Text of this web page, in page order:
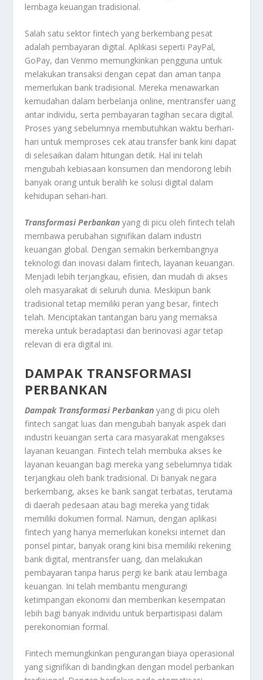
lembaga keuangan tradisional.
Salah satu sektor fintech yang berkembang pesat
adalah pembayaran digital. Aplikasi seperti PayPal,
GoPay, dan Venmo memungkinkan pengguna untuk
melakukan transaksi dengan cepat dan aman tanpa
memerlukan bank tradisional. Mereka menawarkan
kemudahan dalam berbelanja online, mentransfer uang
antar individu, serta pembayaran tagihan secara digital.
Proses yang sebelumnya membutuhkan waktu berhari-
hari untuk memproses cek atau transfer bank kini dapat
di selesaikan dalam hitungan detik. Hal ini telah
mengubah kebiasaan konsumen dan mendorong lebih
banyak orang untuk beralih ke solusi digital dalam
kehidupan sehari-hari.
Transformasi Perbankan yang di picu oleh fintech telah
membawa perubahan signifikan dalam industri
keuangan global. Dengan semakin berkembangnya
teknologi dan inovasi dalam fintech, layanan keuangan.
Menjadi lebih terjangkau, efisien, dan mudah di akses
oleh masyarakat di seluruh dunia. Meskipun bank
tradisional tetap memiliki peran yang besar, fintech
telah. Menciptakan tantangan baru yang memaksa
mereka untuk beradaptasi dan berinovasi agar tetap
relevan di era digital ini.
DAMPAK TRANSFORMASI
PERBANKAN
Dampak Transformasi Perbankan yang di picu oleh
fintech sangat luas dan mengubah banyak aspek dari
industri keuangan serta cara masyarakat mengakses
layanan keuangan. Fintech telah membuka akses ke
layanan keuangan bagi mereka yang sebelumnya tidak
terjangkau oleh bank tradisional. Di banyak negara
berkembang, akses ke bank sangat terbatas, terutama
di daerah pedesaan atau bagi mereka yang tidak
memiliki dokumen formal. Namun, dengan aplikasi
fintech yang hanya memerlukan koneksi internet dan
ponsel pintar, banyak orang kini bisa memiliki rekening
bank digital, mentransfer uang, dan melakukan
pembayaran tanpa harus pergi ke bank atau lembaga
keuangan. Ini telah membantu mengurangi
ketimpangan ekonomi dan memberikan kesempatan
lebih bagi banyak individu untuk berpartisipasi dalam
perekonomian formal.
Fintech memungkinkan pengurangan biaya operasional
yang signifikan di bandingkan dengan model perbankan